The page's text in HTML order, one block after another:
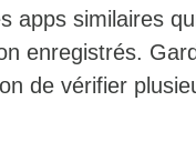
apps similaires
enregistrés.
de vérifier